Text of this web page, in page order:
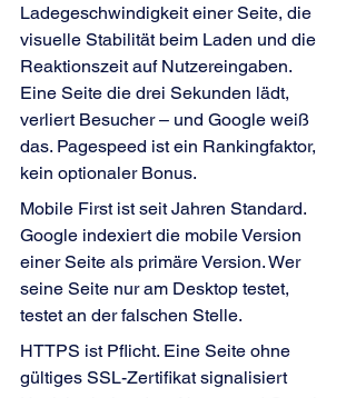
Ladegeschwindigkeit einer Seite, die
visuelle Stabilität beim Laden und die
Reaktionszeit auf Nutzereingaben.
Eine Seite die drei Sekunden lädt,
verliert Besucher – und Google weiß
das. Pagespeed ist ein Rankingfaktor,
kein optionaler Bonus.
Mobile First ist seit Jahren Standard.
Google indexiert die mobile Version
einer Seite als primäre Version. Wer
seine Seite nur am Desktop testet,
testet an der falschen Stelle.
HTTPS ist Pflicht. Eine Seite ohne
gültiges SSL-Zertifikat signalisiert